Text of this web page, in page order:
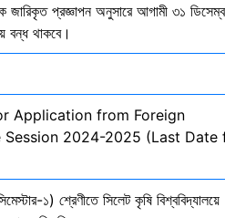
জারিকৃত প্রজ্ঞাপন অনুসারে আগামী ৩১
বন্ধ থাকবে।
Application from Foreign
2024-2025 (Last Date
১) শ্রেণীতে সিলেট কৃষি বিশ্ববিদ্যালয়ে